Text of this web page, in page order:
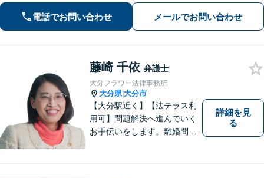
電話でお問い合わせ メールでお問い合わせ
藤崎 千依 弁護士
大分フラワー法律事務所
大分県|大分市
【大分駅近く】【法テラス利
用可】問題解決へ進んでいく
お手伝いをします。離婚問題
詳細を見
る